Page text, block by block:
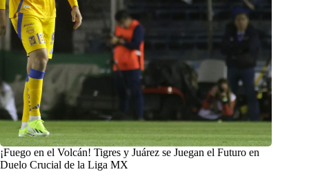
¡Fuego en el Volcán! Tigres y Juárez se Juegan el Futuro en
Duelo Crucial de la Liga MX